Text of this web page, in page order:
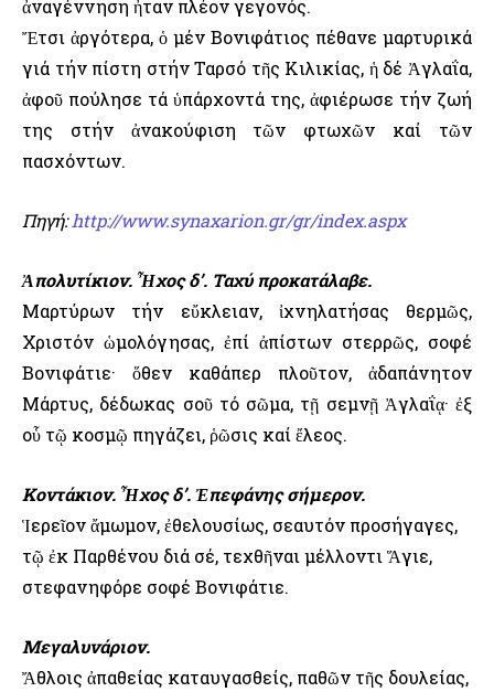
ἀναγέννηση ἦταν πλέον γεγονός.
Ἔτσι ἀργότερα, ὁ μέν Βονιφάτιος πέθανε μαρτυρικά
γιά τήν πίστη στήν Ταρσό τῆς Κιλικίας, ἡ δέ Ἀγλαΐα,
ἀφοῦ πούλησε τά ὑπάρχοντά της, ἀφιέρωσε τήν ζωή
της στήν ἀνακούφιση τῶν φτωχῶν καί τῶν
πασχόντων.
Πηγή:http://www.synaxarion.gr/gr/index.aspx
Ἀπολυτίκιον. Ἦχος δ’. Ταχύ προκατάλαβε.
Μαρτύρων τήν εὔκλειαν, ἰχνηλατήσας θερμῶς,
Χριστόν ὡμολόγησας, ἐπί ἀπίστων στερρῶς, σοφέ
Βονιφάτιε· ὅθεν καθάπερ πλοῦτον, ἀδαπάνητον
Μάρτυς, δέδωκας σοῦ τό σῶμα, τῇ σεμνῇ Ἀγλαΐᾳ· ἐξ
οὗ τῷ κοσμῷ πηγάζει, ῥῶσις καί ἔλεος.
Κοντάκιον. Ἦχος δ’. Ἐπεφάνης σήμερον.
Ἱερεῖον ἄμωμον, ἐθελουσίως, σεαυτόν προσήγαγες,
τῷ ἐκ Παρθένου διά σέ, τεχθῆναι μέλλοντι Ἅγιε,
στεφανηφόρε σοφέ Βονιφάτιε.
Μεγαλυνάριον.
Ἄθλοις ἀπαθείας καταυγασθείς, παθῶν τῆς δουλείας,